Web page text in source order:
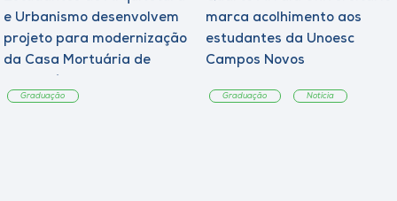
e Urbanismo desenvolvem
projeto para modernização
da Casa Mortuária de
Graduação
marca acolhimento aos
estudantes da Unoesc
Campos Novos
Graduação Notícia